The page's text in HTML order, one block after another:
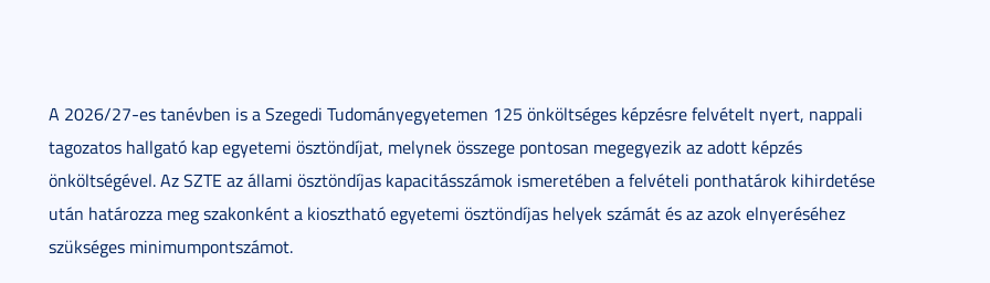
A 2026/27-es tanévben is a Szegedi Tudományegyetemen 125 önköltséges képzésre felvételt nyert, nappali
tagozatos hallgató kap egyetemi ösztöndíjat, melynek összege pontosan megegyezik az adott képzés
önköltségével. Az SZTE az állami ösztöndíjas kapacitásszámok ismeretében a felvételi ponthatárok kihirdetése
után határozza meg szakonként a kiosztható egyetemi ösztöndíjas helyek számát és az azok elnyeréséhez
szükséges minimumpontszámot.